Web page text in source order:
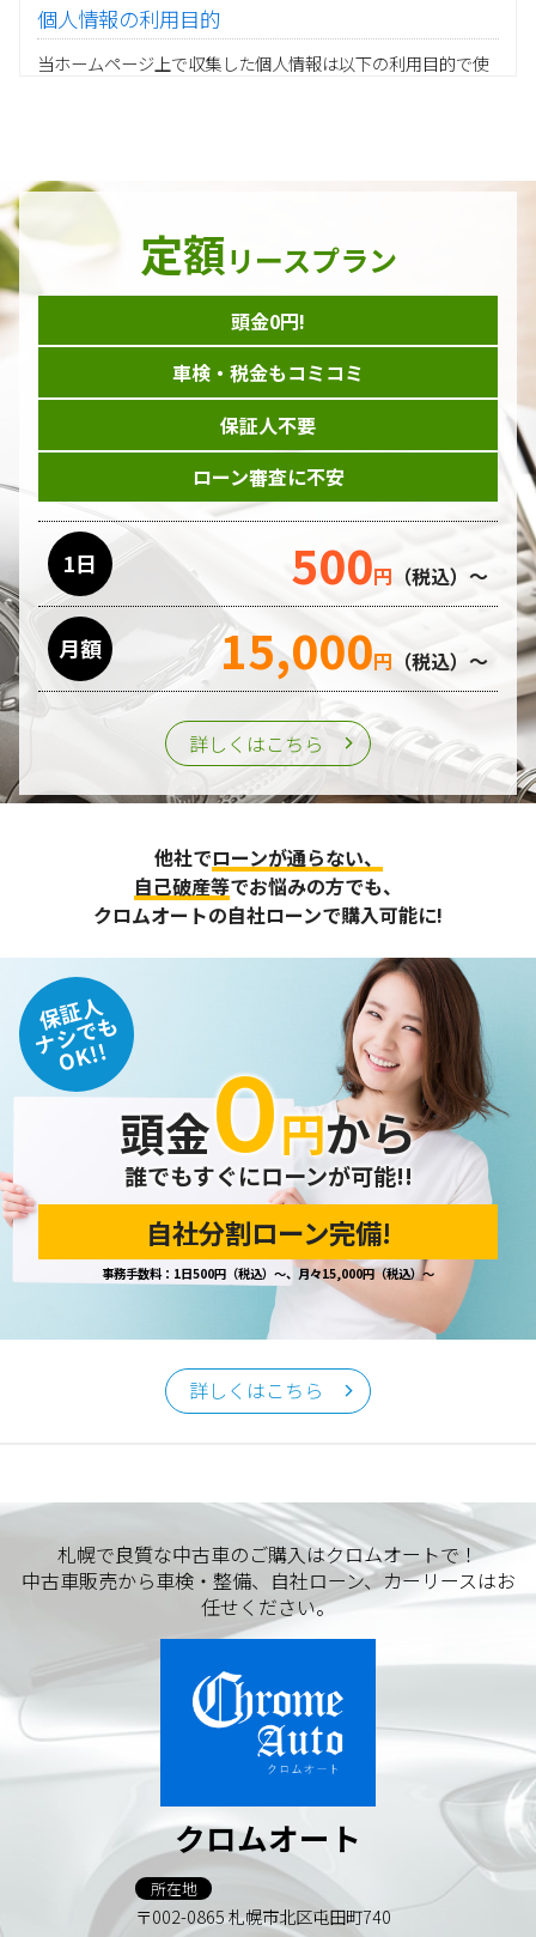
個人情報の利用目的
当ホームページ上で収集した個人情報は以下の利用目的で使
当グループの業務に従事する協力会社様担当者の識別
当グループ内で共同利用する人事関連システムの運用
ダイレクトメール等を利用したアンケート・キャンペーン
などの意見・情報の調査
当ホームページはサービスに関するお問い合わせやご質問、
資料のご請求や各サービス等のお申し込みなど、当ホームペ
ージのサービス提供過程で、氏名、連絡先、勤務先等の個人
情報を書面、電子媒体、ウェブ等を介して収集致します。
委託先の管理･監督
利用目的の遂行のために業務を委託する場合、個人情報の取
り扱いに関する委託先の適正な管理・監督をおこないます。
第三者への提供
個人情報は、ご本人の同意を得た場合または法令の定めがあ
る場合を除き、第三者に提供することはいたしません。
個人情報の管理
失、破壊、改ざん及び漏えいなどに対する予防ならびに是正
に努め、合理的な安全対策を講じます。
また、個人情報保護に関する法令およびその他の規範を遵守
するとともに、この方針に基づく個人情報保護規程や体制を
定め、その内容を継続的に見直し、改善に努めます。
個人情報の訂正･削除・開示
ご本人から、登録されている個人情報について訂正・削除・
開示の請求があった場合は、迅速に対応いたします。
当ホームページが保有する個人情報の取り扱い、および訂
正・削除・開示等に関するお問い合わせ先は、以下の通りで
個人情報保護担当窓口
当社の「個人情報の取扱い」に関するお問い合わせは、下記
クロムオート
〒002-0865 札幌市北区屯田町740
TEL／011-790-7766FAX／011-790-6818
E-mail：info@chromeauto.co.jp
定額リースプラン
頭金0円!
車検・税金もコミコミ
保証人不要
ローン審査に不安
1日 500円 （税込）～
月額 15,000円 （税込）～
詳しくはこちら
他社でローンが通らない、
自己破産等でお悩みの方でも、
クロムオートの自社ローンで購入可能に!
保証人
ナシでも
OK!!
頭金０円から
誰でもすぐにローンが可能!!
自社分割ローン完備!
事務手数料：1日500円（税込）～、月々15,000円（税込）～
詳しくはこちら
札幌で良質な中古車のご購入はクロムオートで！
中古車販売から車検・整備、自社ローン、カーリースはお
任せください。
クロムオート
所在地
〒002-0865 札幌市北区屯田町740